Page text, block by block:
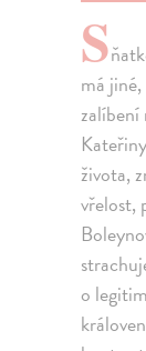
S
má
života,
vřelost,
o